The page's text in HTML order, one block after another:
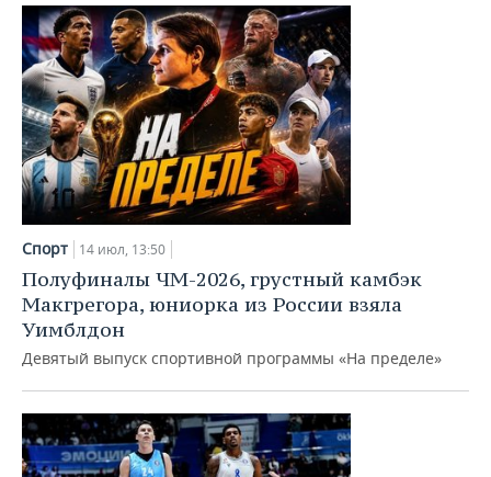
Спорт 14 июл, 13:50
Полуфиналы ЧМ-2026, грустный камбэк
Макгрегора, юниорка из России взяла
Уимблдон
Девятый выпуск спортивной программы «На пределе»